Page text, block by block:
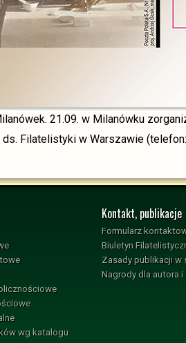
21.09. w Milanówku
Filatelistyki w Warszawie
wg katalogu
Kontakt, publikacje
Formularz
Biuletyn
Zasady publikacji w
Nagrody dla autora i